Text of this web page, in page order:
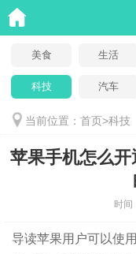
美食 生活
科技 汽车
当前位置： 首页>科技
苹果手机怎么
时间
导读苹果用户可以使